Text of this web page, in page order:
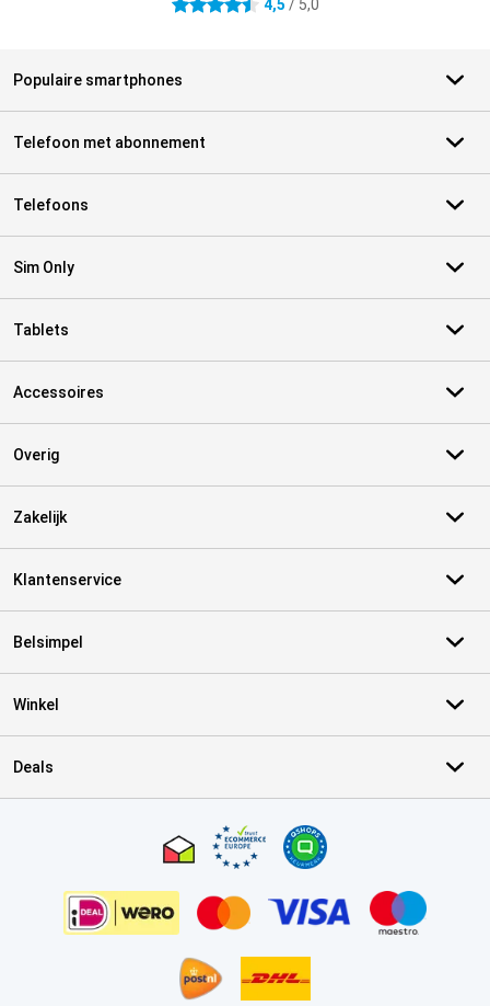
4.5 sterren 4,5 / 5,0
Populaire smartphones
Telefoon met abonnement
Telefoons
Sim Only
Tablets
Accessoires
Overig
Zakelijk
Klantenservice
Belsimpel
Winkel
Deals